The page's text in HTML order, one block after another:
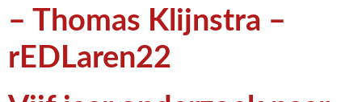
– Thomas Klijnstra –
rEDLaren22